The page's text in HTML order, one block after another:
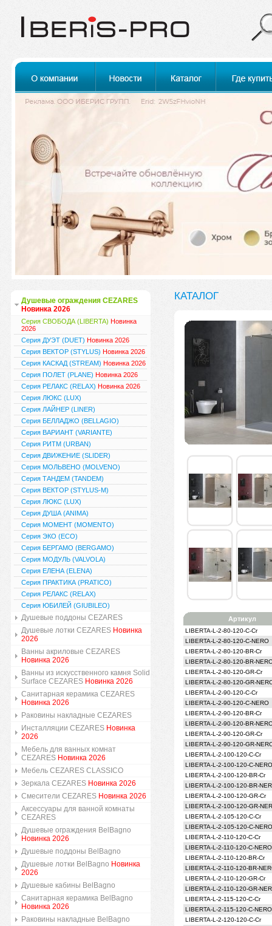
Душевые ограждения CEZARES
Новинка 2026
Серия СВОБОДА (LIBERTA) Новинка
2026
Серия ДУЭТ (DUET) Новинка 2026
Серия ВЕКТОР (STYLUS) Новинка 2026
Серия КАСКАД (STREAM) Новинка 2026
Серия ПОЛЕТ (PLANE) Новинка 2026
Серия РЕЛАКС (RELAX) Новинка 2026
Серия ЛЮКС (LUX)
Серия ЛАЙНЕР (LINER)
Серия БЕЛЛАДЖО (BELLAGIO)
Серия ВАРИАНТ (VARIANTE)
Серия РИТМ (URBAN)
Серия ДВИЖЕНИЕ (SLIDER)
Серия МОЛЬВЕНО (MOLVENO)
Серия ТАНДЕМ (TANDEM)
Серия ВЕКТОР (STYLUS-M)
Серия ЛЮКС (LUX)
Серия ДУША (ANIMA)
Серия МОМЕНТ (MOMENTO)
Серия ЭКО (ECO)
Серия БЕРГАМО (BERGAMO)
Серия МОДУЛЬ (VALVOLA)
Серия ЕЛЕНА (ELENA)
Серия ПРАКТИКА (PRATICO)
Серия РЕЛАКС (RELAX)
Серия ЮБИЛЕЙ (GIUBILEO)
Душевые поддоны CEZARES
Душевые лотки CEZARES Новинка
2026
Ванны акриловые CEZARES
Новинка 2026
Ванны из искусственного камня Solid
Surface CEZARES Новинка 2026
Санитарная керамика CEZARES
Новинка 2026
Раковины накладные CEZARES
Инсталляции CEZARES Новинка
2026
Мебель для ванных комнат
CEZARES Новинка 2026
Мебель CEZARES CLASSICO
Зеркала CEZARES Новинка 2026
Смесители CEZARES Новинка 2026
Аксессуары для ванной комнаты
CEZARES
Душевые ограждения BelBagno
Новинка 2026
Душевые поддоны BelBagno
Душевые лотки BelBagno Новинка
2026
Душевые кабины BelBagno
Санитарная керамика BelBagno
Новинка 2026
Раковины накладные BelBagno
КАТАЛОГ
Артикул
LIBERTA-L-2-80-120-C-Cr
LIBERTA-L-2-80-120-C-NERO
LIBERTA-L-2-80-120-BR-Cr
LIBERTA-L-2-80-120-BR-
LIBERTA-L-2-80-120-GR-Cr
LIBERTA-L-2-80-120-GR-
LIBERTA-L-2-90-120-C-Cr
LIBERTA-L-2-90-120-C-NERO
LIBERTA-L-2-90-120-BR-Cr
LIBERTA-L-2-90-120-BR-
LIBERTA-L-2-90-120-GR-Cr
LIBERTA-L-2-90-120-GR-
LIBERTA-L-2-100-120-C-Cr
LIBERTA-L-2-100-120-C-NERO
LIBERTA-L-2-100-120-BR-Cr
LIBERTA-L-2-100-120-BR-
LIBERTA-L-2-100-120-GR-Cr
LIBERTA-L-2-100-120-GR-
LIBERTA-L-2-105-120-C-Cr
LIBERTA-L-2-105-120-C-NERO
LIBERTA-L-2-110-120-C-Cr
LIBERTA-L-2-110-120-C-NERO
LIBERTA-L-2-110-120-BR-Cr
LIBERTA-L-2-110-120-BR-
LIBERTA-L-2-110-120-GR-Cr
LIBERTA-L-2-110-120-GR-
LIBERTA-L-2-115-120-C-Cr
LIBERTA-L-2-115-120-C-NERO
LIBERTA-L-2-120-120-C-Cr